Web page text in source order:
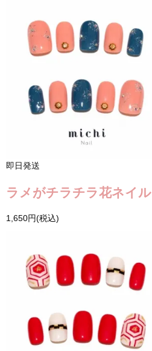
即日発送
ラメがチラチラ花ネイル
1,650円(税込)